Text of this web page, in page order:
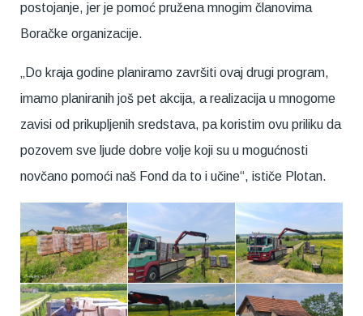
postojanje, jer je pomoć pružena mnogim članovima
Boračke organizacije.
„Do kraja godine planiramo završiti ovaj drugi program,
imamo planiranih još pet akcija, a realizacija u mnogome
zavisi od prikupljenih sredstava, pa koristim ovu priliku da
pozovem sve ljude dobre volje koji su u mogućnosti
novčano pomoći naš Fond da to i učine“, ističe Plotan.